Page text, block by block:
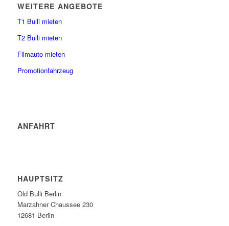
WEITERE ANGEBOTE
T1 Bulli mieten
T2 Bulli mieten
Filmauto mieten
Promotionfahrzeug
ANFAHRT
HAUPTSITZ
Old Bulli Berlin
Marzahner Chaussee 230
12681 Berlin